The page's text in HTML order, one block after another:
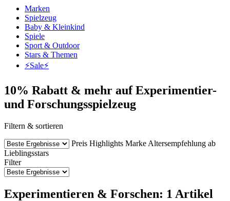
Marken
Spielzeug
Baby & Kleinkind
Spiele
Sport & Outdoor
Stars & Themen
⚡️Sale⚡️
10% Rabatt & mehr auf Experimentier-
und Forschungsspielzeug
Filtern & sortieren
Preis Highlights Marke Altersempfehlung ab
Lieblingsstars
Filter
Experimentieren & Forschen: 1 Artikel